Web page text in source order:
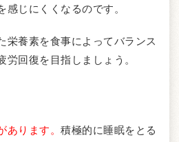
じにくくなるのです。
栄養素を食事によってバランス
回復を目指しましょう。
ります。 積極的に睡眠をとる